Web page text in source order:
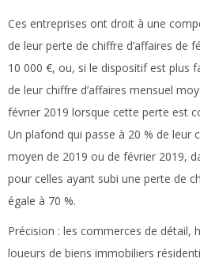
Ces entreprises ont droit à une
de leur perte de chiffre d’affaires de
10 000 €, ou, si le dispositif est plus
de leur chiffre d’affaires mensuel
février 2019 lorsque cette perte est
Un plafond qui passe à 20 % de leur
moyen de 2019 ou de février 2019,
pour celles ayant subi une perte de
égale à 70 %.
Précision : les commerces de détail,
loueurs de biens immobiliers